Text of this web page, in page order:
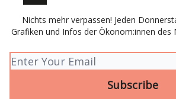
Nichts mehr verpassen! Jeden
Grafiken und Infos der Ökonom:innen